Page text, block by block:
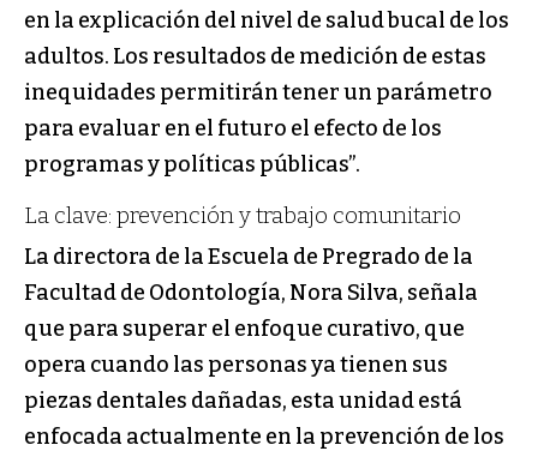
en la explicación del nivel de salud bucal de los
adultos. Los resultados de medición de estas
inequidades permitirán tener un parámetro
para evaluar en el futuro el efecto de los
programas y políticas públicas”.
La clave: prevención y trabajo comunitario
La directora de la Escuela de Pregrado de la
Facultad de Odontología, Nora Silva, señala
que para superar el enfoque curativo, que
opera cuando las personas ya tienen sus
piezas dentales dañadas, esta unidad está
enfocada actualmente en la prevención de los